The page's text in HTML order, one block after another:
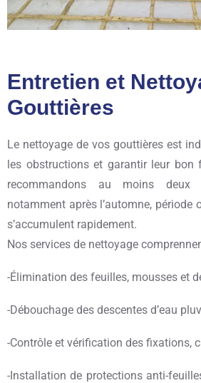
Entretien et
Gouttières
Le nettoyage de vos gouttières est
les obstructions et garantir leur bon
recommandons au moins deux
notamment après l’automne, période
s’accumulent rapidement.
Nos services de nettoyage
-Élimination des feuilles, mousses et
-Débouchage des descentes d’eau
-Contrôle et vérification des fixations,
-Installation de protections anti-